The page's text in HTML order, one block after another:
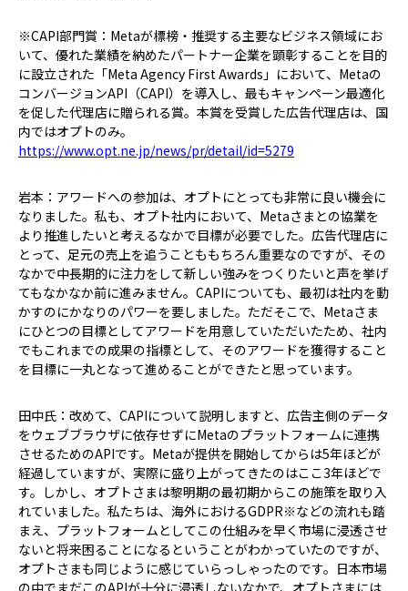
※CAPI部門賞：Metaが標榜・推奨する主要なビジネス領域にお
いて、優れた業績を納めたパートナー企業を顕彰することを目的
に設立された「Meta Agency First Awards」において、Metaの
コンバージョンAPI（CAPI）を導入し、最もキャンペーン最適化
を促した代理店に贈られる賞。本賞を受賞した広告代理店は、国
内ではオプトのみ。
https://www.opt.ne.jp/news/pr/detail/id=5279
岩本：アワードへの参加は、オプトにとっても非常に良い機会に
なりました。私も、オプト社内において、Metaさまとの協業を
より推進したいと考えるなかで目標が必要でした。広告代理店に
とって、足元の売上を追うことももちろん重要なのですが、その
なかで中長期的に注力をして新しい強みをつくりたいと声を挙げ
てもなかなか前に進みません。CAPIについても、最初は社内を動
かすのにかなりのパワーを要しました。ただそこで、Metaさま
にひとつの目標としてアワードを用意していただいたため、社内
でもこれまでの成果の指標として、そのアワードを獲得すること
を目標に一丸となって進めることができたと思っています。
田中氏：改めて、CAPIについて説明しますと、広告主側のデータ
をウェブブラウザに依存せずにMetaのプラットフォームに連携
させるためのAPIです。Metaが提供を開始してからは5年ほどが
経過していますが、実際に盛り上がってきたのはここ3年ほどで
す。しかし、オプトさまは黎明期の最初期からこの施策を取り入
れていました。私たちは、海外におけるGDPR※などの流れも踏
まえ、プラットフォームとしてこの仕組みを早く市場に浸透させ
ないと将来困ることになるということがわかっていたのですが、
オプトさまも同じように感じていらっしゃったのです。日本市場